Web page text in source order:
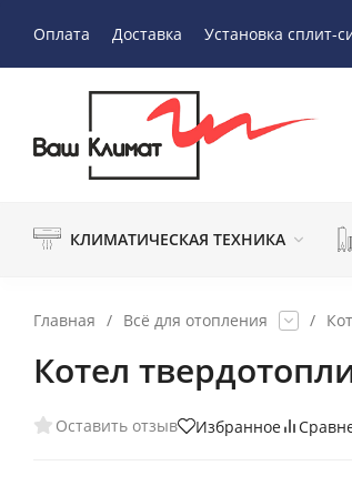
Оплата Доставка Установка сплит-
КЛИМАТИЧЕСКАЯ ТЕХНИКА
Главная / Всё для отопления /
Котел
Оставить отзыв Избранное